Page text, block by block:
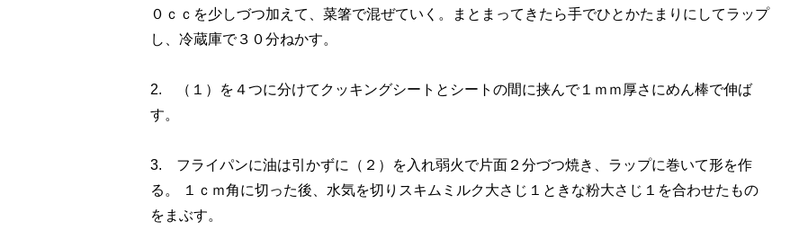
０ｃｃを少しづつ加えて、菜箸で混ぜていく。まとまってきたら手でひとかたまりにしてラップ
し、冷蔵庫で３０分ねかす。
2. （１）を４つに分けてクッキングシートとシートの間に挟んで１ｍｍ厚さにめん棒で伸ば
す。
3. フライパンに油は引かずに（２）を入れ弱火で片面２分づつ焼き、ラップに巻いて形を作
る。 １ｃｍ角に切った後、水気を切りスキムミルク大さじ１ときな粉大さじ１を合わせたもの
をまぶす。